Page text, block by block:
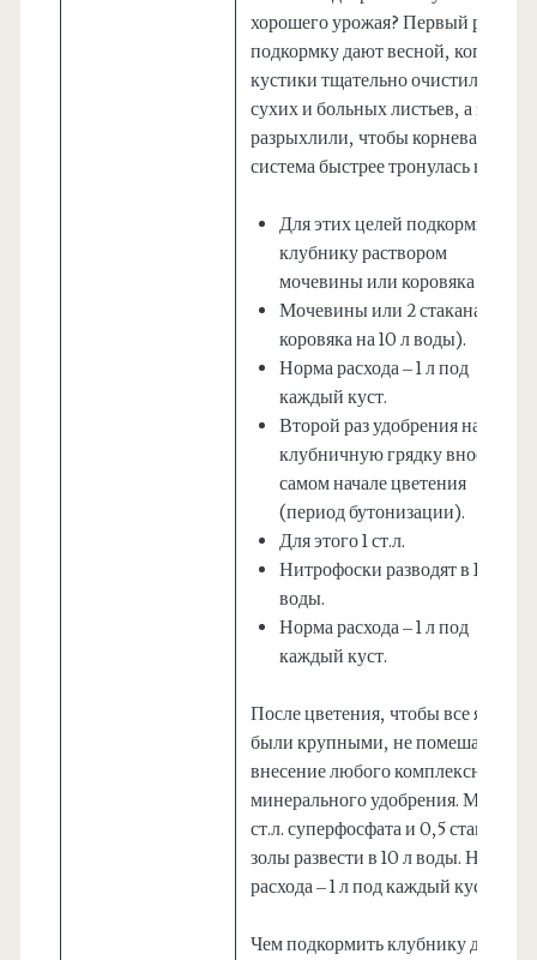
хорошего урожая? Первый раз
подкормку дают весной, когда
кустики тщательно очистили от
сухих и больных листьев, а землю
разрыхлили, чтобы корневая
система быстрее тронулась в рост.
Для этих целей подкормите
клубнику раствором
мочевины или коровяка (1 ч.л.
Мочевины или 2 стакана
коровяка на 10 л воды).
Норма расхода – 1 л под
каждый куст.
Второй раз удобрения на
клубничную грядку вносят в
самом начале цветения
(период бутонизации).
Для этого 1 ст.л.
Нитрофоски разводят в 10 л
воды.
Норма расхода – 1 л под
каждый куст.
После цветения, чтобы все ягоды
были крупными, не помешает
внесение любого комплексного
минерального удобрения. Можно 2
ст.л. суперфосфата и 0,5 стакана
золы развести в 10 л воды. Норма
расхода – 1 л под каждый куст.
Чем подкормить клубнику для